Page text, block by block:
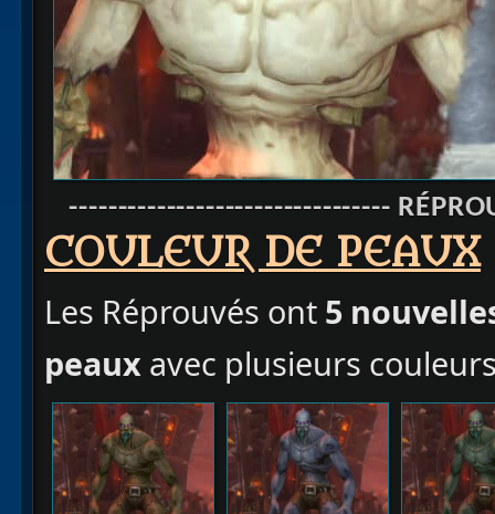
---------------------------------
COULEUR DE PEAUX
Les Réprouvés ont 5
peaux avec plusieurs